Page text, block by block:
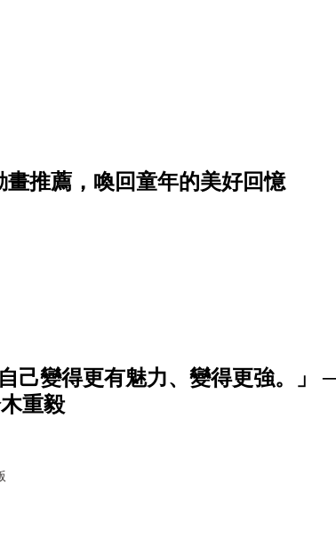
推薦，喚回童年的美好回憶
己變得更有魅力、變得更強。」
重毅